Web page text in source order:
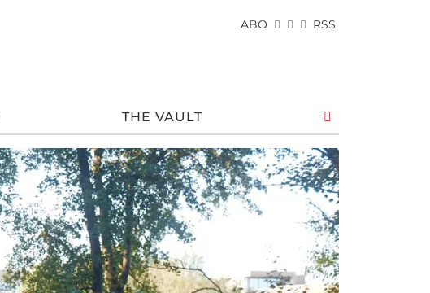
ABO RSS
THE VAULT